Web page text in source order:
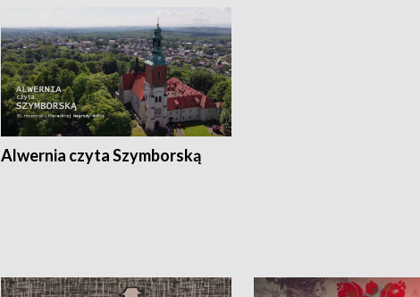
Alwernia czyta Szymborską